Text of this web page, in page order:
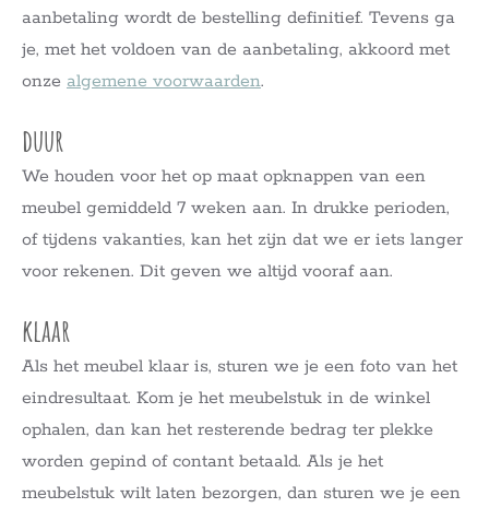
aanbetaling wordt de bestelling definitief. Tevens ga
je, met het voldoen van de aanbetaling, akkoord met
onze algemene voorwaarden.
duur
We houden voor het op maat opknappen van een
meubel gemiddeld 7 weken aan. In drukke perioden,
of tijdens vakanties, kan het zijn dat we er iets langer
voor rekenen. Dit geven we altijd vooraf aan.
klaar
Als het meubel klaar is, sturen we je een foto van het
eindresultaat. Kom je het meubelstuk in de winkel
ophalen, dan kan het resterende bedrag ter plekke
worden gepind of contant betaald. Als je het
meubelstuk wilt laten bezorgen, dan sturen we je een